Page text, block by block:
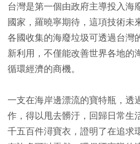
台灣是第一個由政府主導投入海
國家，羅曉寧期待，這項技術未
各國收集的海廢垃圾可透過台灣
新利用，不僅能改善世界各地的
循環經濟的商機。
一支在海岸邊漂流的寶特瓶，透
作，得以甩去髒汙，回歸日常生
千五百件潯寶衣，證明了在追求